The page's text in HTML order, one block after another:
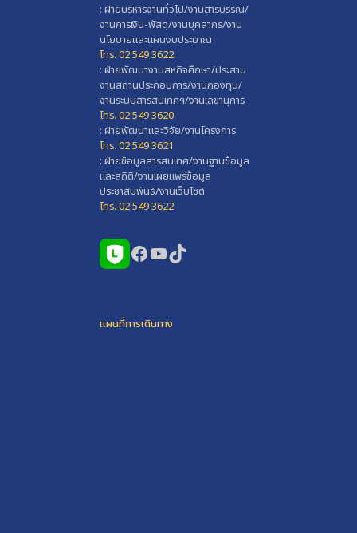
: ฝ่ายบริหารงานทั่วไป/งานสารบรรณ/
งานการเงิน-พัสดุ/งานบุคลากร/งาน
นโยบายและแผนงบประมาณ
โทร. 02 549 3622
: ฝ่ายพัฒนางานสหกิจศึกษา/ประสาน
งานสถานประกอบการ/งานกองทุน/
งานระบบสารสนเทศฯ/งานเลขานุการ
โทร. 02 549 3620
: ฝ่ายพัฒนาและวิจัย/งานโครงการ
โทร. 02 549 3621
: ฝ่ายข้อมูลสารสนเทศ/งานฐานข้อมูล
และสถิติ/งานเผยแพร่ข้อมูล
ประชาสัมพันธ์/งานเว็บไซต์
โทร. 02 549 3622
Facebook
YouTube
TikTok
แผนที่การเดินทาง